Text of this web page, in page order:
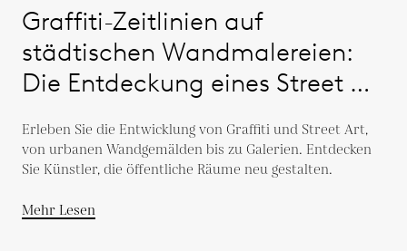
Graffiti-Zeitlinien auf
städtischen Wandmalereien:
Die Entdeckung eines Street Art
Erleben Sie die Entwicklung von Graffiti und Street Art,
von urbanen Wandgemälden bis zu Galerien. Entdecken
Sie Künstler, die öffentliche Räume neu gestalten.
Mehr Lesen